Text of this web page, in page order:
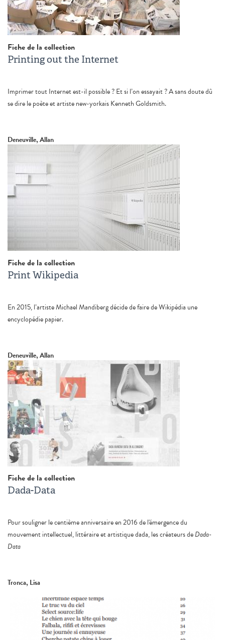
Fiche de la collection
Printing out the Internet
Imprimer tout Internet est-il possible ? Et si l’on essayait ? A sans doute dû
se dire le poète et artiste new-yorkais Kenneth Goldsmith.
Deneuville, Allan
Fiche de la collection
Print Wikipedia
En 2015, l’artiste Michael Mandiberg décide de faire de Wikipédia une
encyclopédie papier.
Deneuville, Allan
Fiche de la collection
Dada-Data
Pour souligner le centième anniversaire en 2016 de l'émergence du
mouvement intellectuel, littéraire et artistique dada, les créateurs deDada-
Data
Tronca, Lisa